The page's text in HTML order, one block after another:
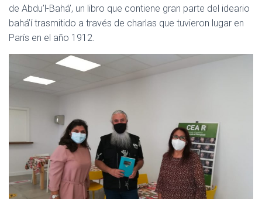
de Abdu’l-Bahá’, un libro que contiene gran parte del ideario
bahá’í trasmitido a través de charlas que tuvieron lugar en
París en el año 1912.